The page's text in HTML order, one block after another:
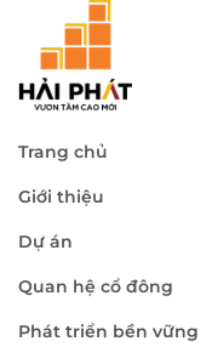
Trang chủ
Giới thiệu
Dự án
Quan hệ cổ đông
Phát triển bền vững